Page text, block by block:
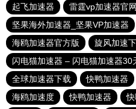
起飞加速器
雷霆vp加速器官网
坚果海外加速器_坚果VP加速器
海鸥加速器官方版
旋风加速
闪电猫加速器 – 闪电猫加速器30
全球加速器下载
快鸭加速器
海鸥加速度
快鸭加速器